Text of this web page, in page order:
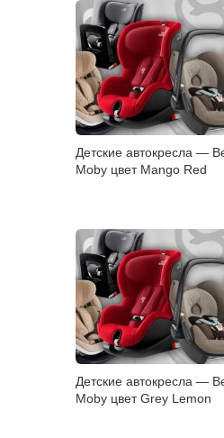
Детские автокресла —
Moby цвет Mango Red
Детские автокресла —
Moby цвет Grey Lemon